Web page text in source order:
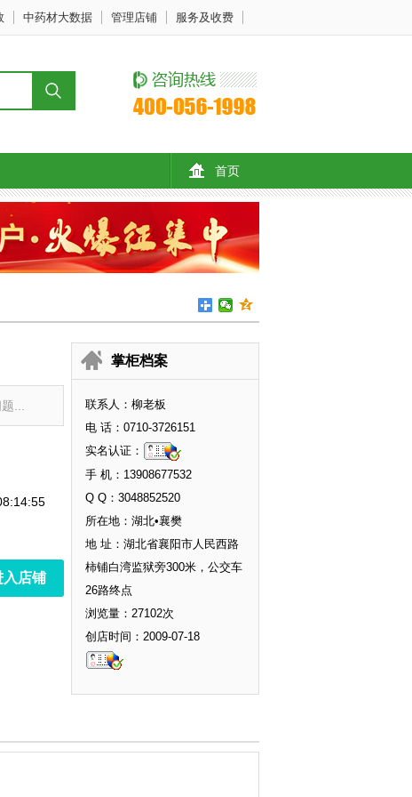
中药材大数据 管理店铺 服务及收费
首页
...
入店铺
掌柜档案
联系人：柳老板
电 话：0710-3726151
实名认证：
手 机：13908677532
Q Q：3048852520
所在地：湖北•襄樊
地 址：湖北省襄阳市人民西路
柿铺白湾监狱旁300米，公交车
26路终点
浏览量：27102次
创店时间：2009-07-18